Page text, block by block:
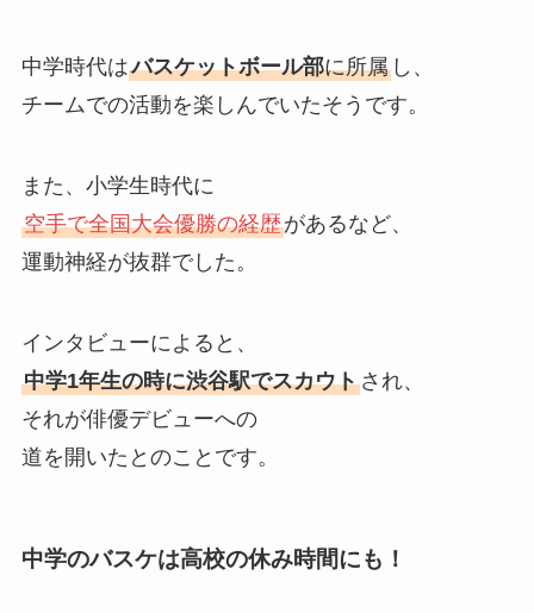
中学時代はバスケットボール部に所属し、
チームでの活動を楽しんでいたそうです。
また、小学生時代に
空手で全国大会優勝の経歴があるなど、
運動神経が抜群でした。
インタビューによると、
中学1年生の時に渋谷駅でスカウトされ、
それが俳優デビューへの
道を開いたとのことです。
中学のバスケは高校の休み時間にも！